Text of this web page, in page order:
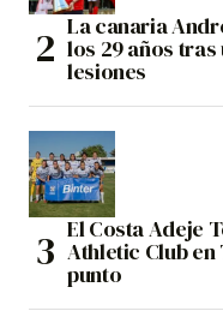
La canaria
los 29 años
lesiones
El Costa Adeje
Athletic Club en
punto